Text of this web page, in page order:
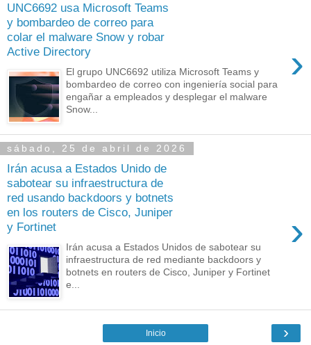
UNC6692 usa Microsoft Teams
y bombardeo de correo para
colar el malware Snow y robar
Active Directory
›
El grupo UNC6692 utiliza Microsoft Teams y
bombardeo de correo con ingeniería social para
engañar a empleados y desplegar el malware
Snow...
sábado, 25 de abril de 2026
Irán acusa a Estados Unido de
sabotear su infraestructura de
red usando backdoors y botnets
en los routers de Cisco, Juniper
y Fortinet
›
Irán acusa a Estados Unidos de sabotear su
infraestructura de red mediante backdoors y
botnets en routers de Cisco, Juniper y Fortinet
e...
›
Inicio